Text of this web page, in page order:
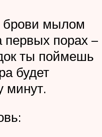
брови мылом
первых порах –
ты поймешь
будет
минут.